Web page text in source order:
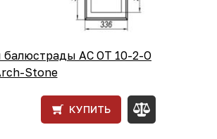
АС ОТ 10-2-O
Stone
КУПИТЬ